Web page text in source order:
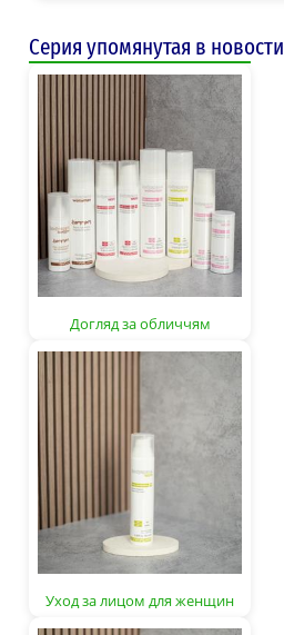
Серия упомянутая в новости
Догляд за обличчям
Уход за лицом для женщин